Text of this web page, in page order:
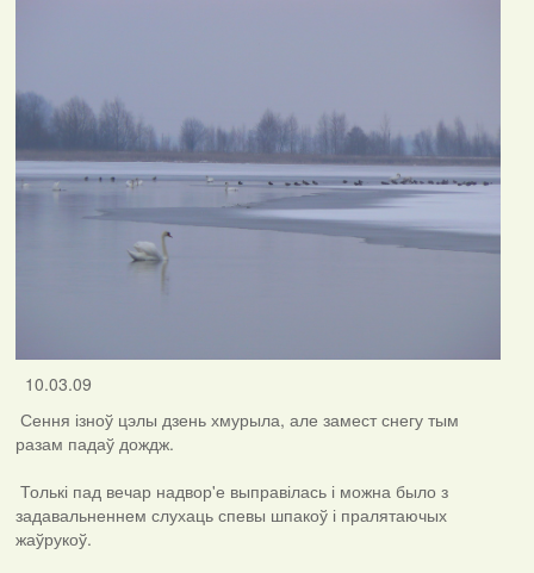
10.03.09
Сення ізноў цэлы дзень хмурыла, але замест снегу тым
разам падаў дождж.
Толькі пад вечар надвор'е выправілась і можна было з
задавальненнем слухаць спевы шпакоў і пралятаючых
жаўрукоў.